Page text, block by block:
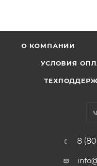
О КОМПАНИИ
УСЛОВИЯ
8